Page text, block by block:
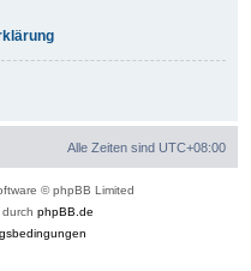
Alle Zeiten sind UTC+08:00
© phpBB Limited
phpBB.de